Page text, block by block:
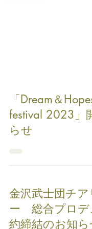
「Dream＆
festival 2023」
らせ